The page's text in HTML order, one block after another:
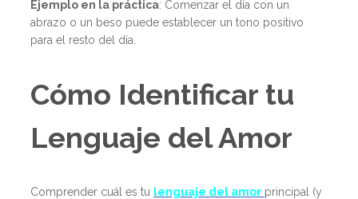
Ejemplo en la práctica: Comenzar el día con un
abrazo o un beso puede establecer un tono positivo
para el resto del día.
Cómo Identificar tu
Lenguaje del Amor
Comprender cuál es tu lenguaje del amor principal (y